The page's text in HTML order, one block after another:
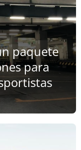
paquete
para